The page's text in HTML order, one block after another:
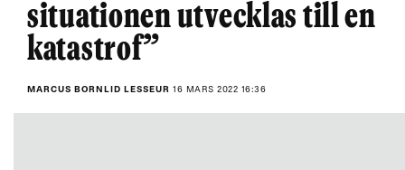
situationen utvecklas till en
katastrof”
MARCUS BORNLID LESSEUR 16 MARS 2022 16:36